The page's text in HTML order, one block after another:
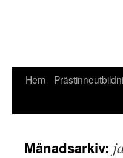
Hem
Månadsarkiv: